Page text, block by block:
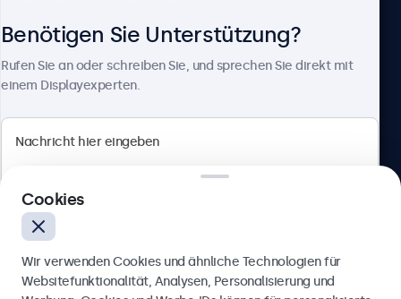
Berliner Allee 59, 40212 Düsseldorf, Deutschland
Deutsch
Benötigen Sie Unterstützung?
Rufen Sie an oder schreiben Sie, und sprechen Sie direkt mit
einem Displayexperten.
Cookies
Wir verwenden Cookies und ähnliche Technologien für
Websitefunktionalität, Analysen, Personalisierung und